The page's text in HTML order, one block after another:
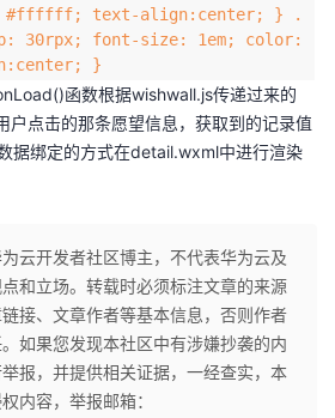
#ffffff; text-align:center; } .
30rpx; font-size: 1em; color:
}
函数根据wishwall.js传递过来的
户点击的那条愿望信息，获取到的记录值
据绑定的方式在detail.wxml中进行渲染
为云开发者社区博主，不代表华为云及
和立场。转载时必须标注文章的来源
链接、文章作者等基本信息，否则作者
如果您发现本社区中有涉嫌抄袭的内
报，并提供相关证据，一经查实，本
内容，举报邮箱：